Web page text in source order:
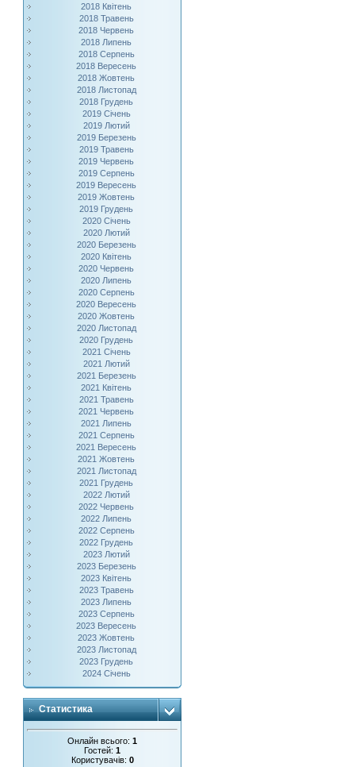
2018 Квітень
2018 Травень
2018 Червень
2018 Липень
2018 Серпень
2018 Вересень
2018 Жовтень
2018 Листопад
2018 Грудень
2019 Січень
2019 Лютий
2019 Березень
2019 Травень
2019 Червень
2019 Серпень
2019 Вересень
2019 Жовтень
2019 Грудень
2020 Січень
2020 Лютий
2020 Березень
2020 Квітень
2020 Червень
2020 Липень
2020 Серпень
2020 Вересень
2020 Жовтень
2020 Листопад
2020 Грудень
2021 Січень
2021 Лютий
2021 Березень
2021 Квітень
2021 Травень
2021 Червень
2021 Липень
2021 Серпень
2021 Вересень
2021 Жовтень
2021 Листопад
2021 Грудень
2022 Лютий
2022 Червень
2022 Липень
2022 Серпень
2022 Грудень
2023 Лютий
2023 Березень
2023 Квітень
2023 Травень
2023 Липень
2023 Серпень
2023 Вересень
2023 Жовтень
2023 Листопад
2023 Грудень
2024 Січень
Статистика
Онлайн всього:1
Гостей:1
Користувачів: 0